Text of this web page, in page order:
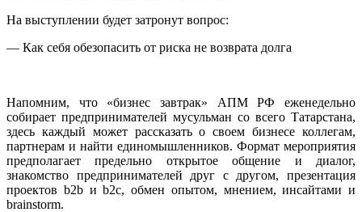
На выступлении будет затронут вопрос:
— Как себя обезопасить от риска не возврата долга
Напомним, что «бизнес завтрак» АПМ РФ еженедельно
собирает предпринимателей мусульман со всего Татарстана,
здесь каждый может рассказать о своем бизнесе коллегам,
партнерам и найти единомышленников. Формат мероприятия
предполагает предельно открытое общение и диалог,
знакомство предпринимателей друг с другом, презентация
проектов b2b и b2с, обмен опытом, мнением, инсайтами и
brainstorm.